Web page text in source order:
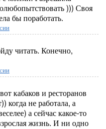
))) Своя
бы поработать.
читать. Конечно,
кабаков и ресторанов
когда не работала, а
а сейчас какое-то
жизнь. И ни одно